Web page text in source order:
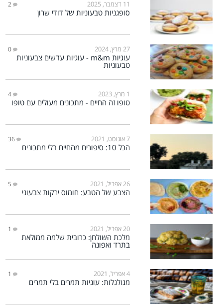
11 דצמבר, 2025 2
סופגניות טבעוניות של דודי שרון
27 מרץ, 2024 0
עוגיות m&m - עוגיות עדשים צבעוניות
טבעוניות
1 מרץ, 2023 4
טופו זה החיים - מתכונים מעולים עם טופו
7 אוגוסט, 2021 36
הכל 10: סיפורים מהחיים בלי מתכונים
26 אפריל, 2021 5
הצבע של הטבע: חומוס ירקות צבעוני
20 אפריל, 2021 1
מלכת השולחן: כרובית שלמה ממולאת
בתרד ואפונה
4 אפריל, 2021 1
מגולגלות: עוגיות תמרים בלי תמרים